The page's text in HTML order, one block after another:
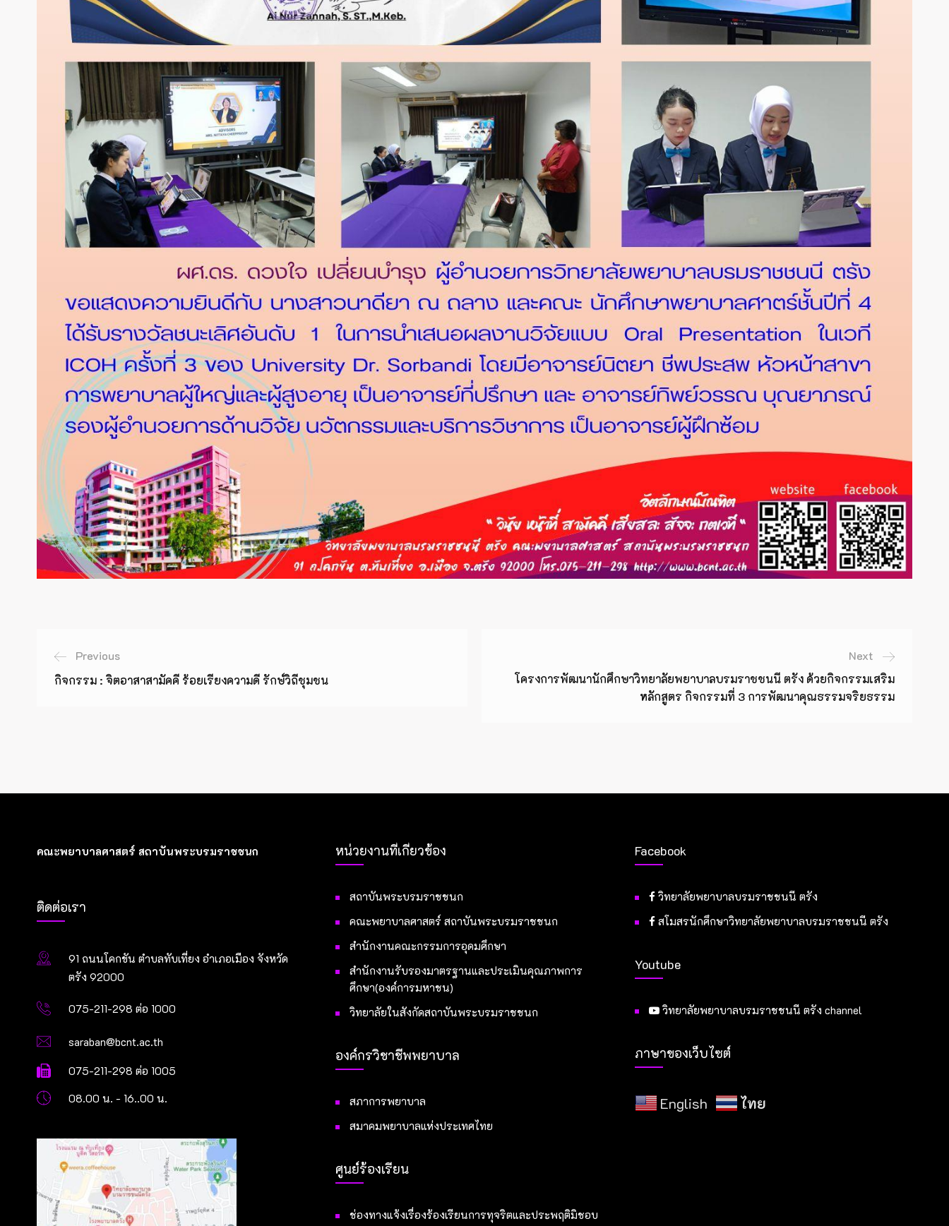
Previous
กิจกรรม : จิตอาสาสามัคคี ร้อยเรียงความดี รักษ์วิถีชุมชน
Next
โครงการพัฒนานักศึกษาวิทยาลัยพยาบาลบรมราชชนนี ตรัง ด้วยกิจกรรมเสริม
หลักสูตร กิจกรรมที่ 3 การพัฒนาคุณธรรมจริยธรรม
คณะพยาบาลศาสตร์ สถาบันพระบรมราชชนก
ติดต่อเรา
91 ถนนโคกขัน ตำบลทับเที่ยง อำเภอเมือง จังหวัด
ตรัง 92000
075-211-298 ต่อ 1000
saraban@bcnt.ac.th
075-211-298 ต่อ 1005
08.00 น. - 16..00 น.
หน่วยงานที่เกี่ยวข้อง
สถาบันพระบรมราชชนก
คณะพยาบาลศาสตร์ สถาบันพระบรมราชชนก
สำนักงานคณะกรรมการอุดมศึกษา
สำนักงานรับรองมาตรฐานและประเมินคุณภาพการ
ศึกษา(องค์การมหาชน)
วิทยาลัยในสังกัดสถาบันพระบรมราชชนก
องค์กรวิชาชีพพยาบาล
สภาการพยาบาล
สมาคมพยาบาลแห่งประเทศไทย
ศูนย์ร้องเรียน
ช่องทางแจ้งเรื่องร้องเรียนการทุจริตและประพฤติมิชอบ
Facebook
วิทยาลัยพยาบาลบรมราชชนนี ตรัง
สโมสรนักศึกษาวิทยาลัยพยาบาลบรมราชชนนี ตรัง
Youtube
วิทยาลัยพยาบาลบรมราชชนนี ตรัง channel
ภาษาของเว็บไซต์
English ไทย